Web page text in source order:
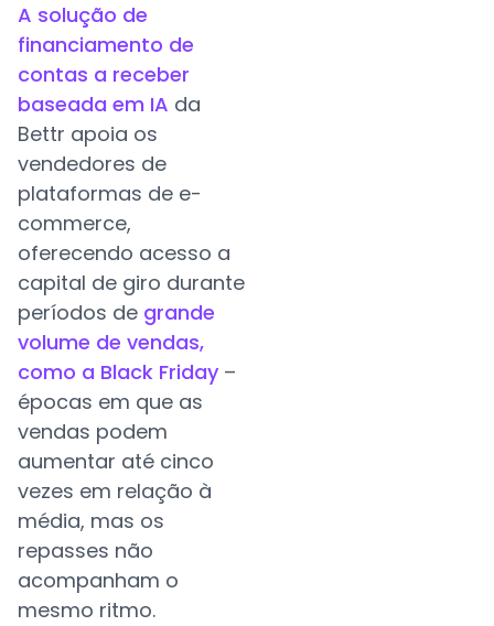
A solução de
financiamento de
contas a receber
baseada em IA da
Bettr apoia os
vendedores de
plataformas de e-
commerce,
oferecendo acesso a
capital de giro durante
períodos de grande
volume de vendas,
como a Black Friday –
épocas em que as
vendas podem
aumentar até cinco
vezes em relação à
média, mas os
repasses não
acompanham o
mesmo ritmo.